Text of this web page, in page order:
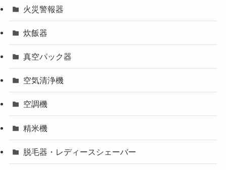
火災警報器
炊飯器
真空パック器
空気清浄機
空調機
精米機
脱毛器・レディースシェーバー